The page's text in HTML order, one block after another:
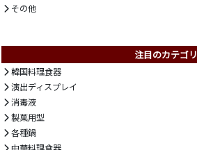
その他
注目のカテゴリ
韓国料理食器
演出ディスプレイ
消毒液
製菓用型
各種鍋